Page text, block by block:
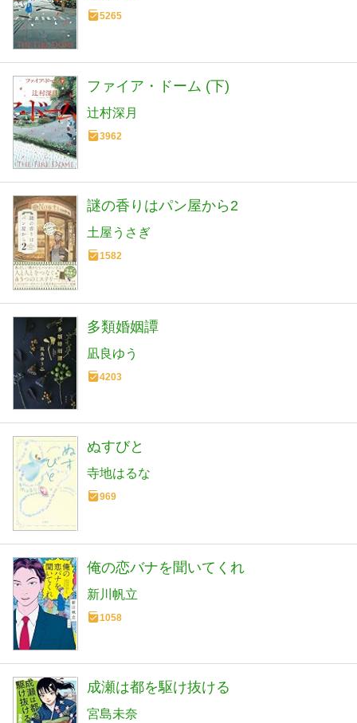
5265
ファイア・ドーム (下)
辻村深月
3962
謎の香りはパン屋から2
土屋うさぎ
1582
多類婚姻譚
凪良ゆう
4203
ぬすびと
寺地はるな
969
俺の恋バナを聞いてくれ
新川帆立
1058
成瀬は都を駆け抜ける
宮島未奈